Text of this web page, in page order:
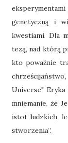
genetyczną i
kwestiami. Dla
tezą, nad którą
kto poważnie
Universe" Eryka
mniemanie, że
istot ludzkich,
stworzenia”.